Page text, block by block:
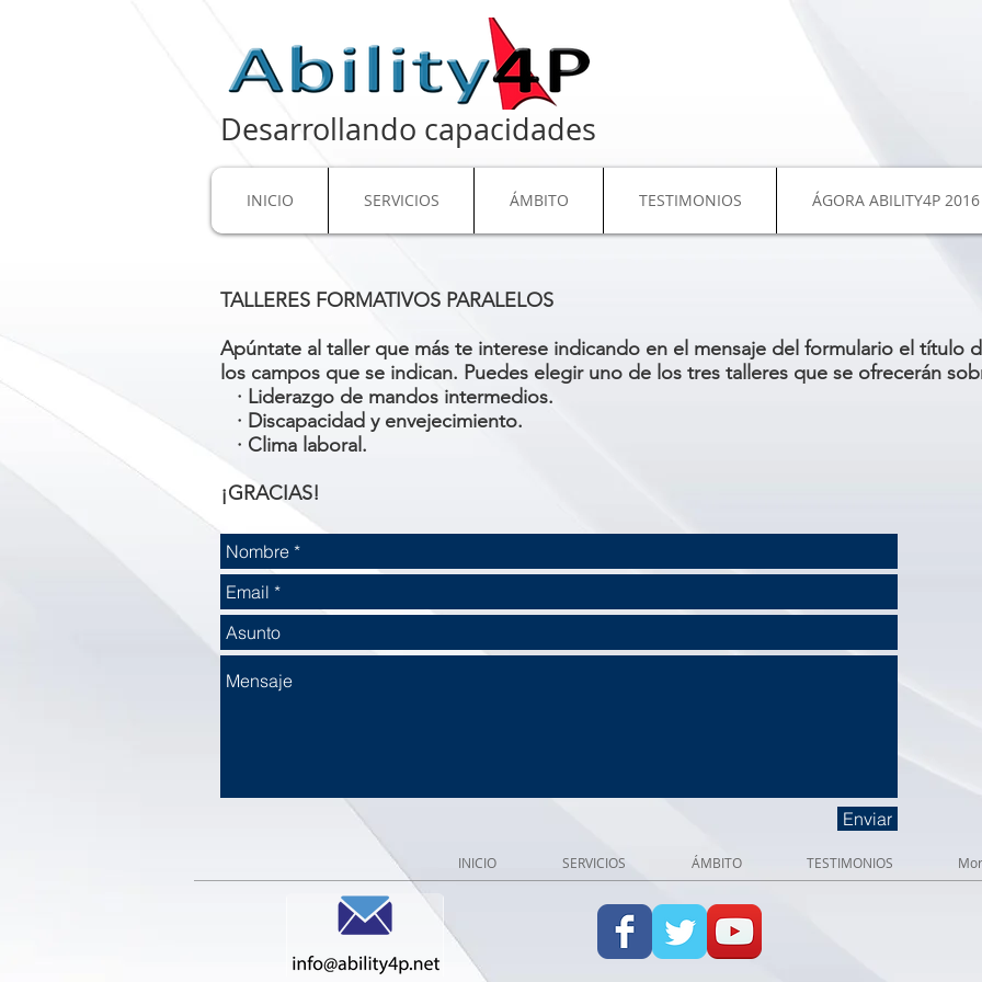
Desarrollando capacidades
INICIO SERVICIOS ÁMBITO TESTIMONIOS ÁGORA ABILITY4P 2016
TALLERES FORMATIVOS PARALELOS
Apúntate al taller que más te interese indicando en el mensaje del formulario el título
los campos que se indican. Puedes elegir uno de los tres talleres que se ofrecerán
· Liderazgo de mandos intermedios.
· Discapacidad y envejecimiento.
· Clima laboral.
¡GRACIAS!
Enviar
INICIO SERVICIOS ÁMBITO TESTIMONIOS